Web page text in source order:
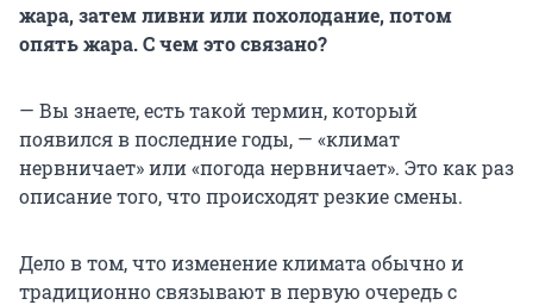
жара, затем ливни или похолодание, потом
опять жара. С чем это связано?
— Вы знаете, есть такой термин, который
появился в последние годы, — «климат
нервничает» или «погода нервничает». Это как раз
описание того, что происходят резкие смены.
Дело в том, что изменение климата обычно и
традиционно связывают в первую очередь с